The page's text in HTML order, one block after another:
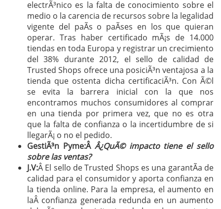
electrÃ³nico es la falta de conocimiento sobre el
medio o la carencia de recursos sobre la legalidad
vigente del paÃ­s o paÃ­ses en los que quieran
operar. Tras haber certificado mÃ¡s de 14.000
tiendas en toda Europa y registrar un crecimiento
del 38% durante 2012, el sello de calidad de
Trusted Shops ofrece una posiciÃ³n ventajosa a la
tienda que ostenta dicha certificaciÃ³n. Con Ã©l
se evita la barrera inicial con la que nos
encontramos muchos consumidores al comprar
en una tienda por primera vez, que no es otra
que la falta de confianza o la incertidumbre de si
llegarÃ¡ o no el pedido.
GestiÃ³n Pyme:Â Â¿QuÃ© impacto tiene el sello
sobre las ventas?
J.V:Â El sello de Trusted Shops es una garantÃ­a de
calidad para el consumidor y aporta confianza en
la tienda online. Para la empresa, el aumento en
laÂ confianza generada redunda en un aumento